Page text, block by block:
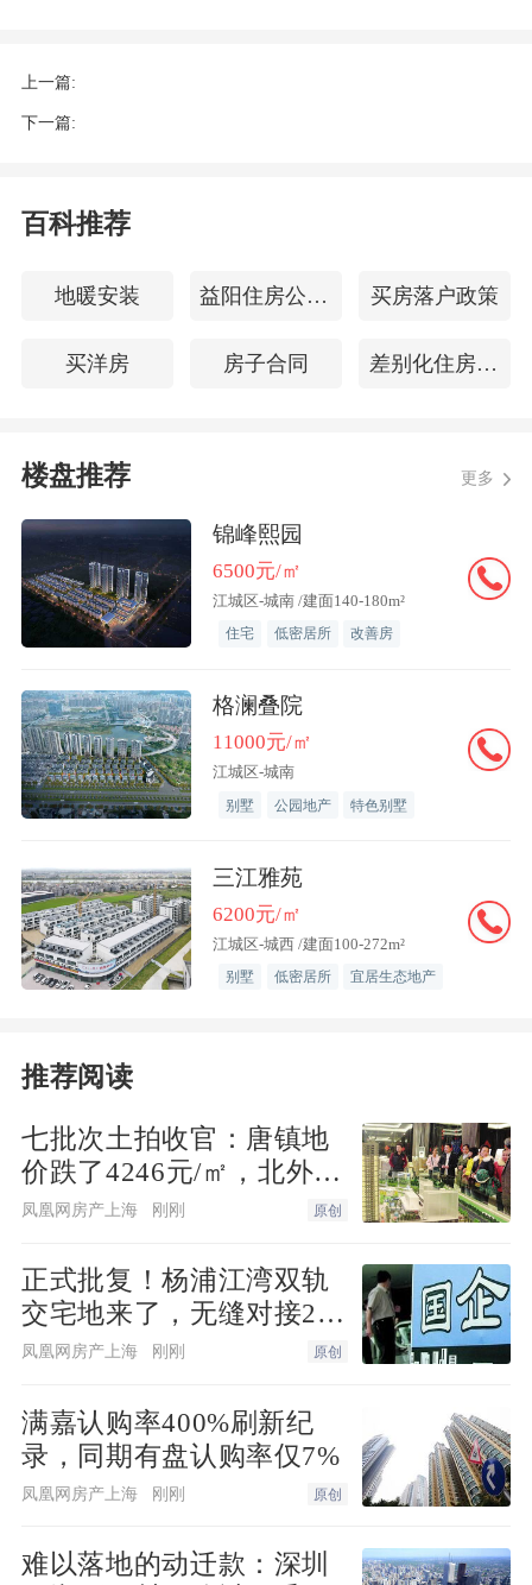
日，50个监测城市二手房日均成交较1月
日均水平增长约40%，较去年12月日均水
该机构指出，超过四成的城市2月成交量
环比增长。从需求结构来看，刚需是支撑
这轮升温的主力。
价格指数与1月持平，结束去年8月以来连
二手房价格全部保持上涨，宁波、杭州、
绍兴等城市止跌转涨。
中指研究院发布的数据也显示，百城新房
和二手房环比价格均在2月由跌转涨，涨
幅分别为0.03%和0.14%。其中，无论是新
房还是二手房，一线城市涨幅均为最高。
再度扮演了领跑者的角色。其中，长三角
区域最早复苏，上海、南京等城市的成交
量在1月就出现明显升温。2月，广州、等
城市交易回暖，带动大湾区楼市升温。北
但东北地区的市场仍然相对低迷。
信贷政策的松动，被认为是刺激市场升温
的主因。去年下半年的楼市降温，即主要
源于信贷政策的收紧。从去年9月末开
执行层面才逐渐改善。其中，信贷政策的
改善较为明显。
据贝壳研究院监测，今年2月，103个城市
主流首套、二套房贷利率平均环比下降9
个基点，放款周期缩短12到38天不等。
来自地方政府的稳楼市政策，同样推动了
上一篇:
下一篇:
百科推荐
地暖安装 益阳住房公积金查询 买房落户政策
买洋房 房子合同 差别化住房信贷政策
楼盘推荐 更多
锦峰熙园
6500元/㎡
江城区-城南 /建面140-180m²
住宅 低密居所 改善房
格澜叠院
11000元/㎡
江城区-城南
别墅 公园地产 特色别墅
三江雅苑
6200元/㎡
江城区-城西 /建面100-272m²
别墅 低密居所 宜居生态地产
推荐阅读
七批次土拍收官：唐镇地
价跌了4246元/㎡，北外滩
来了两位温州首富
凤凰网房产上海 刚刚 原创
正式批复！杨浦江湾双轨
交宅地来了，无缝对接20
号线
凤凰网房产上海 刚刚 原创
满嘉认购率400%刷新纪
录，同期有盘认购率仅7%
凤凰网房产上海 刚刚 原创
难以落地的动迁款：深圳